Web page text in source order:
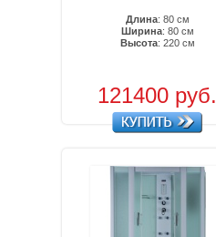
Длина: 80 см
Ширина: 80 см
Высота: 220 см
121400